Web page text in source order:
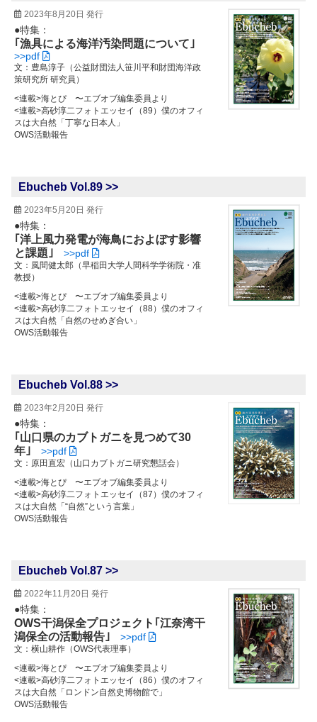
2023年8月20日 発行
●特集：
｢漁具による海洋汚染問題について｣
>>pdf
文：豊島淳子（公益財団法人笹川平和財団海洋政
策研究所 研究員）
<連載>海とぴ 〜エブオブ編集委員より
<連載>高砂淳二フォトエッセイ（89）僕のオフィ
スは大自然「丁寧な日本人」
OWS活動報告
Ebucheb Vol.89 >>
2023年5月20日 発行
●特集：
｢洋上風力発電が海鳥におよぼす影響
と課題｣
>>pdf
文：風間健太郎（早稲田大学人間科学学術院・准
教授）
<連載>海とぴ 〜エブオブ編集委員より
<連載>高砂淳二フォトエッセイ（88）僕のオフィ
スは大自然「自然のせめぎ合い」
OWS活動報告
Ebucheb Vol.88 >>
2023年2月20日 発行
●特集：
｢山口県のカブトガニを見つめて30
年｣
>>pdf
文：原田直宏（山口カブトガニ研究懇話会）
<連載>海とぴ 〜エブオブ編集委員より
<連載>高砂淳二フォトエッセイ（87）僕のオフィ
スは大自然「“自然”という言葉」
OWS活動報告
Ebucheb Vol.87 >>
2022年11月20日 発行
●特集：
OWS干潟保全プロジェクト｢江奈湾干
潟保全の活動報告｣
>>pdf
文：横山耕作（OWS代表理事）
<連載>海とぴ 〜エブオブ編集委員より
<連載>高砂淳二フォトエッセイ（86）僕のオフィ
スは大自然「ロンドン自然史博物館で」
OWS活動報告